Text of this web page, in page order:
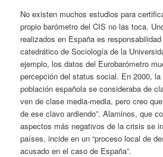
No existen muchos estudios para
propio barómetro del CIS no las toca.
realizados en España es
catedrático de Sociología de la
ejemplo, los datos del Eurobarómetro
percepción del status social. En 2000,
población española se consideraba de
ven de clase media-media, pero creo
de ese clavo ardiendo”. Alaminos, que
aspectos más negativos de la crisis se
países, incide en un “proceso local de
acusado en el caso de España”.